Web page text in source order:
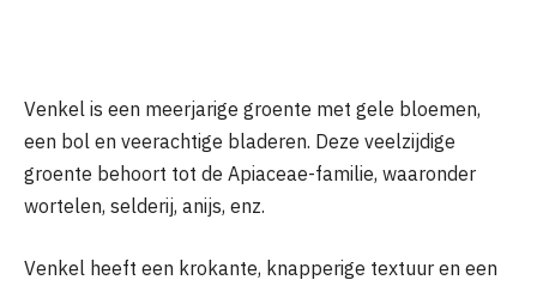
Venkel is een meerjarige groente met gele bloemen,
een bol en veerachtige bladeren. Deze veelzijdige
groente behoort tot de Apiaceae-familie, waaronder
wortelen, selderij, anijs, enz.
Venkel heeft een krokante, knapperige textuur en een